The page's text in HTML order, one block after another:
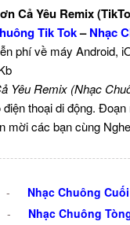
Cả Yêu Remix
Tik Tok–Nhạc
phí về máy Android,
Yêu Remix (Nhạc
điện thoại di động.
mời các bạn cùng
-
Nhạc Chuông
-
Nhạc Chuông